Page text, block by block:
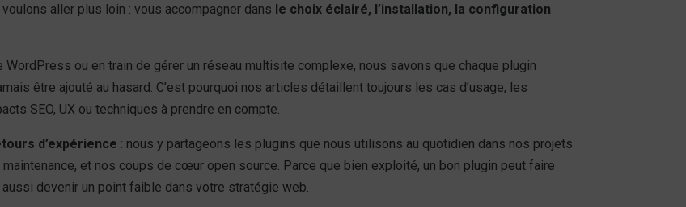
aller plus loin : vous accompagner dans le choix éclairé, l’installation, la configuration
ou en train de gérer un réseau multisite complexe, nous savons que chaque plugin
être ajouté au hasard. C’est pourquoi nos articles détaillent toujours les cas d’usage, les
SEO, UX ou techniques à prendre en compte.
d’expérience : nous y partageons les plugins que nous utilisons au quotidien dans nos projets
et nos coups de cœur open source. Parce que bien exploité, un bon plugin peut faire
devenir un point faible dans votre stratégie web.